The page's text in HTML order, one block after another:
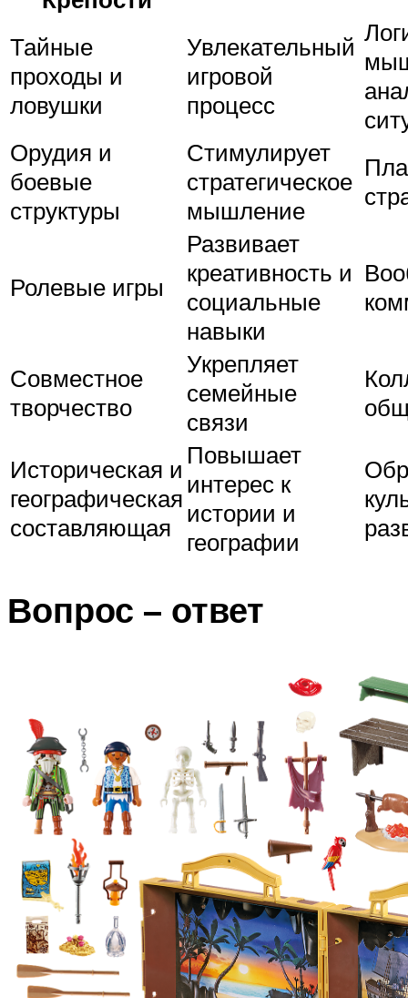
Тайные
проходы и
ловушки
Увлекательный
игровой
процесс
Орудия и
боевые
структуры
Стимулирует
стратегическое
мышление
Ролевые игры
Развивает
креативность и
социальные
навыки
Совместное
творчество
Укрепляет
семейные
связи
Историческая и
географическая
составляющая
Повышает
интерес к
истории и
географии
Вопрос – ответ